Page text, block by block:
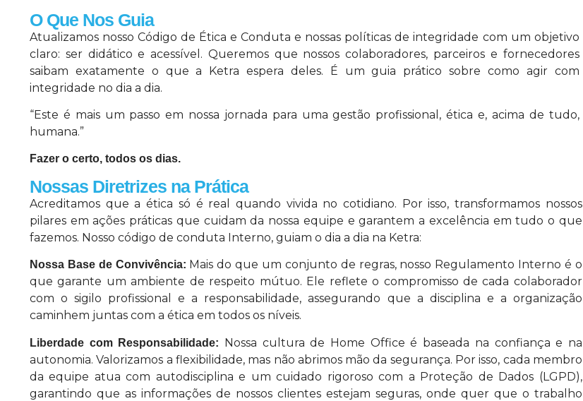
O Que Nos Guia
Atualizamos nosso Código de Ética e Conduta e nossas políticas de integridade com um objetivo
claro: ser didático e acessível. Queremos que nossos colaboradores, parceiros e fornecedores
saibam exatamente o que a Ketra espera deles. É um guia prático sobre como agir com
integridade no dia a dia.
“Este é mais um passo em nossa jornada para uma gestão profissional, ética e, acima de tudo,
humana.”
Fazer o certo, todos os dias.
Nossas Diretrizes na Prática
Acreditamos que a ética só é real quando vivida no cotidiano. Por isso, transformamos nossos
pilares em ações práticas que cuidam da nossa equipe e garantem a excelência em tudo o que
fazemos. Nosso código de conduta Interno, guiam o dia a dia na Ketra:
Nossa Base de Convivência: Mais do que um conjunto de regras, nosso Regulamento Interno é o
que garante um ambiente de respeito mútuo. Ele reflete o compromisso de cada colaborador
com o sigilo profissional e a responsabilidade, assegurando que a disciplina e a organização
caminhem juntas com a ética em todos os níveis.
Liberdade com Responsabilidade: Nossa cultura de Home Office é baseada na confiança e na
autonomia. Valorizamos a flexibilidade, mas não abrimos mão da segurança. Por isso, cada membro
da equipe atua com autodisciplina e um cuidado rigoroso com a Proteção de Dados (LGPD),
garantindo que as informações de nossos clientes estejam seguras, onde quer que o trabalho